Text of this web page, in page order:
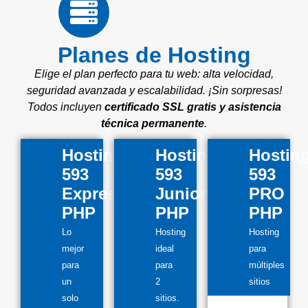
Planes de Hosting
Elige el plan perfecto para tu web: alta velocidad,
seguridad avanzada y escalabilidad. ¡Sin sorpresas!
Todos incluyen certificado SSL gratis y asistencia
técnica permanente.
Hosting
593
Express
PHP
Lo
mejor
para
un
solo
Hosting
593
Junior
PHP
Hosting
ideal
para
2
sitios.
593
PRO
PHP
Hosting
para
múltiples
sitios